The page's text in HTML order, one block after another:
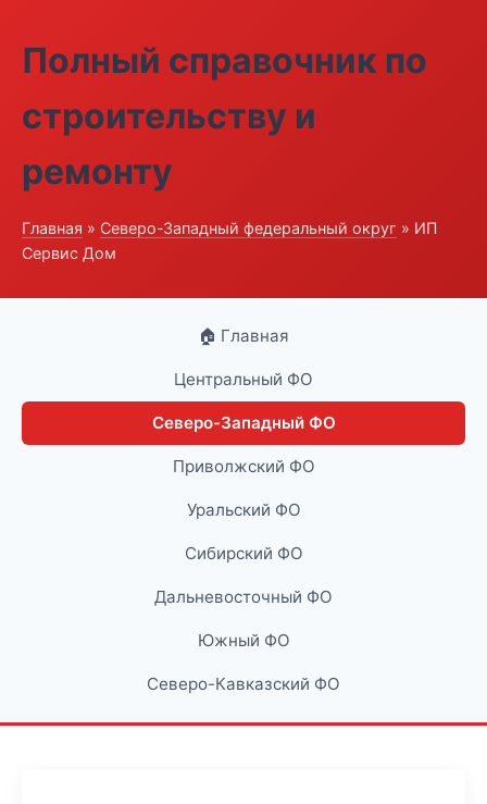
Полный справочник по
строительству и
ремонту
Главная » Северо-Западный федеральный округ » ИП
Сервис Дом
🏠 Главная
Центральный ФО
Северо-Западный ФО
Приволжский ФО
Уральский ФО
Сибирский ФО
Дальневосточный ФО
Южный ФО
Северо-Кавказский ФО